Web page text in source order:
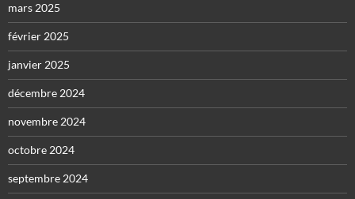
mars 2025
février 2025
janvier 2025
décembre 2024
novembre 2024
octobre 2024
septembre 2024